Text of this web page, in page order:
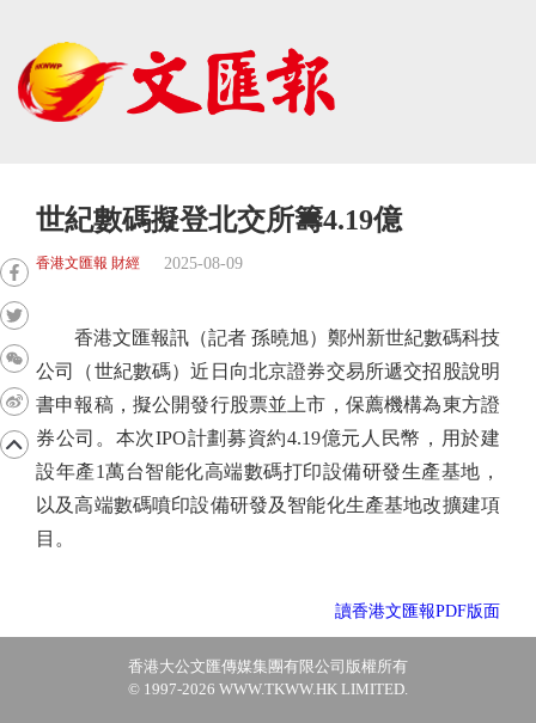
世紀數碼擬登北交所籌4.19億
香港文匯報 財經 2025-08-09
香港文匯報訊（記者 孫曉旭）鄭州新世紀數碼科技
公司（世紀數碼）近日向北京證券交易所遞交招股說明
書申報稿，擬公開發行股票並上市，保薦機構為東方證
券公司。本次IPO計劃募資約4.19億元人民幣，用於建
設年產1萬台智能化高端數碼打印設備研發生產基地，
以及高端數碼噴印設備研發及智能化生產基地改擴建項
目。
讀香港文匯報PDF版面
香港大公文匯傳媒集團有限公司版權所有
© 1997-2026 WWW.TKWW.HK LIMITED.